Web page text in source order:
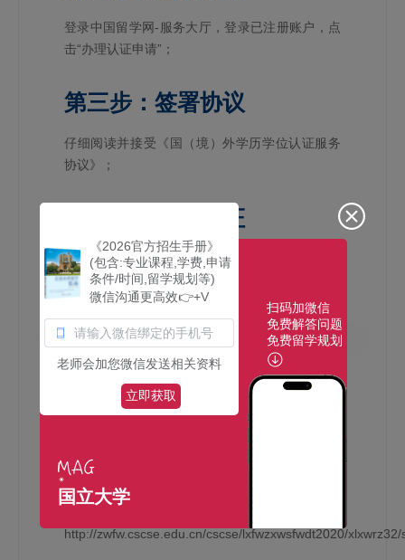
登录中国留学网-服务大厅，登录已注册账户，点
击“办理认证申请”；
第三步：签署协议
仔细阅读并接受《国（境）外学历学位认证服务
协议》；
第四步：实人认证
手机下载“国家政务服务平台”App，根据页面提示
流程扫描二维码，完成人脸识别及身份核验，获
取出入境记录；
第五步：填写信息
按系统提示填写【基本信息】、【申请类型】、
【申请信息】及【学习经历】；
第六步：上传材料
按要求上传申请材料，申请材料清单参考：
http://zwfw.cscse.edu.cn/cscse/lxfwzxwsfwdt2020/
《2026官方招生手册》
(包含:专业课程,学费,申请
条件/时间,留学规划等)
微信沟通更高效👉+V
老师会加您微信发送相关资料
立即获取
国立大学
扫码加微信
免费解答问题
免费留学规划